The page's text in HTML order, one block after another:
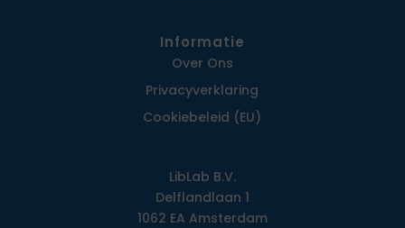
Informatie
Over Ons
Privacy­verklaring
Cookiebeleid (EU)
LibLab B.V.
Delflandlaan 1
1062 EA Amsterdam